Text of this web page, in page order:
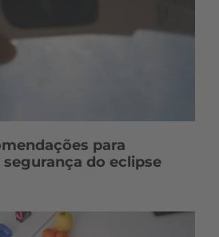
para
do eclipse